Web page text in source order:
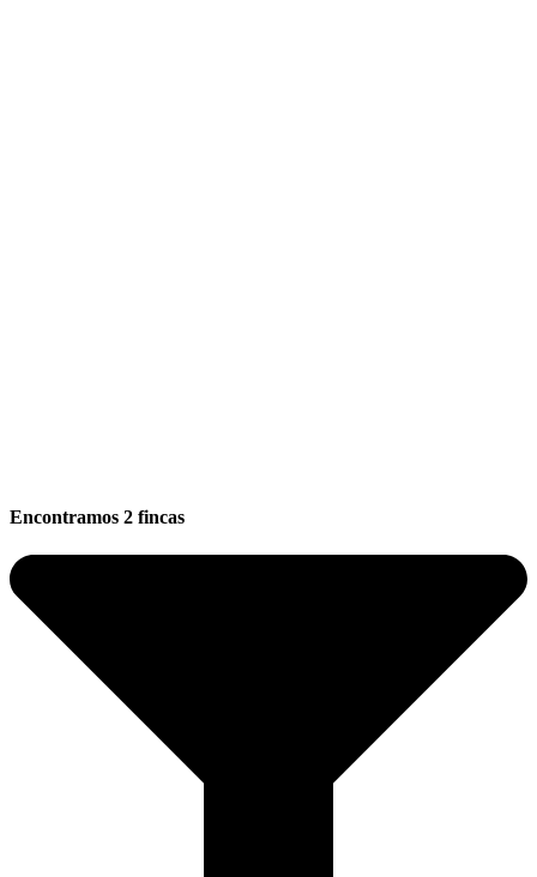
Encontramos 2 fincas